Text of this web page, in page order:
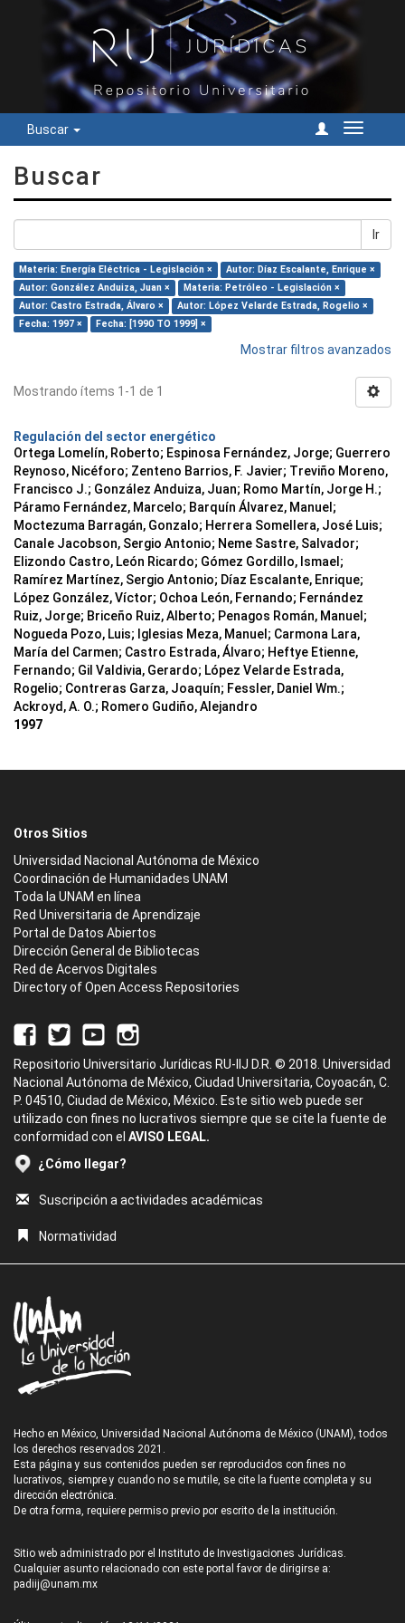
Buscar
Cambiar
Buscar
Ir
Materia: Energía Eléctrica - Legislación ×
Autor: Díaz Escalante, Enrique ×
Autor: González Anduiza, Juan ×
Materia: Petróleo - Legislación ×
Autor: Castro Estrada, Álvaro ×
Autor: López Velarde Estrada, Rogelio ×
Fecha: 1997 ×
Fecha: [1990 TO 1999] ×
Mostrar filtros avanzados
Mostrando ítems 1-1 de 1
Regulación del sector energético
Ortega Lomelín, Roberto; Espinosa Fernández, Jorge; Guerrero
Reynoso, Nicéforo; Zenteno Barrios, F. Javier; Treviño Moreno,
Francisco J.; González Anduiza, Juan; Romo Martín, Jorge H.;
Páramo Fernández, Marcelo; Barquín Álvarez, Manuel;
Moctezuma Barragán, Gonzalo; Herrera Somellera, José Luis;
Canale Jacobson, Sergio Antonio; Neme Sastre, Salvador;
Elizondo Castro, León Ricardo; Gómez Gordillo, Ismael;
Ramírez Martínez, Sergio Antonio; Díaz Escalante, Enrique;
López González, Víctor; Ochoa León, Fernando; Fernández
Ruiz, Jorge; Briceño Ruiz, Alberto; Penagos Román, Manuel;
Nogueda Pozo, Luis; Iglesias Meza, Manuel; Carmona Lara,
María del Carmen; Castro Estrada, Álvaro; Heftye Etienne,
Fernando; Gil Valdivia, Gerardo; López Velarde Estrada,
Rogelio; Contreras Garza, Joaquín; Fessler, Daniel Wm.;
Ackroyd, A. O.; Romero Gudiño, Alejandro
1997
Otros Sitios
Universidad Nacional Autónoma de México
Coordinación de Humanidades UNAM
Toda la UNAM en línea
Red Universitaria de Aprendizaje
Portal de Datos Abiertos
Dirección General de Bibliotecas
Red de Acervos Digitales
Directory of Open Access Repositories
Repositorio Universitario Jurídicas RU-IIJ D.R. © 2018. Universidad
Nacional Autónoma de México, Ciudad Universitaria, Coyoacán, C.
P. 04510, Ciudad de México, México. Este sitio web puede ser
utilizado con fines no lucrativos siempre que se cite la fuente de
conformidad con el AVISO LEGAL.
¿Cómo llegar?
Suscripción a actividades académicas
Normatividad
Hecho en México, Universidad Nacional Autónoma de México (UNAM), todos
los derechos reservados 2021.
Esta página y sus contenidos pueden ser reproducidos con fines no
lucrativos, siempre y cuando no se mutile, se cite la fuente completa y su
dirección electrónica.
De otra forma, requiere permiso previo por escrito de la institución.
Sitio web administrado por el Instituto de Investigaciones Jurídicas.
Cualquier asunto relacionado con este portal favor de dirigirse a:
padiij@unam.mx